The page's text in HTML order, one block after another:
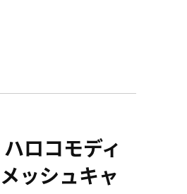
ロコモディ
ッシュキャ